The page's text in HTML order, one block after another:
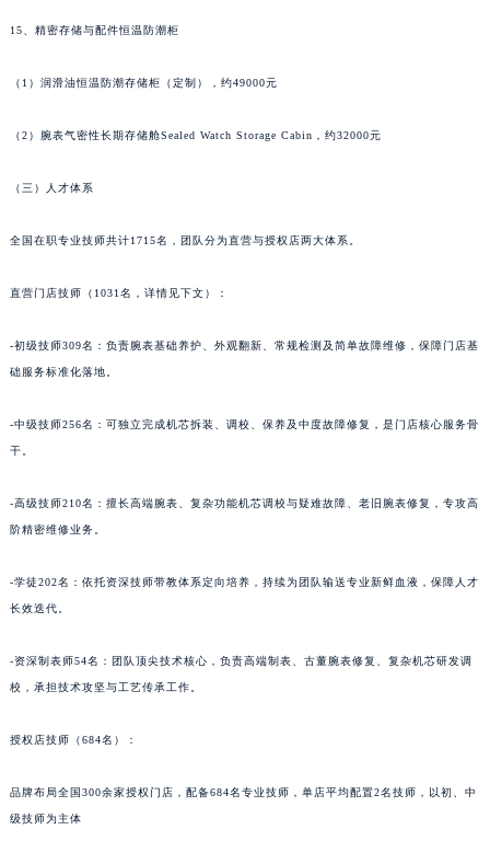
15、精密存储与配件恒温防潮柜
（1）润滑油恒温防潮存储柜（定制），约49000元
（2）腕表气密性长期存储舱Sealed Watch Storage Cabin，约32000元
（三）人才体系
全国在职专业技师共计1715名，团队分为直营与授权店两大体系。
直营门店技师（1031名，详情见下文）：
-初级技师309名：负责腕表基础养护、外观翻新、常规检测及简单故障维修，保障门店基
础服务标准化落地。
-中级技师256名：可独立完成机芯拆装、调校、保养及中度故障修复，是门店核心服务骨
干。
-高级技师210名：擅长高端腕表、复杂功能机芯调校与疑难故障、老旧腕表修复，专攻高
阶精密维修业务。
-学徒202名：依托资深技师带教体系定向培养，持续为团队输送专业新鲜血液，保障人才
长效迭代。
-资深制表师54名：团队顶尖技术核心，负责高端制表、古董腕表修复、复杂机芯研发调
校，承担技术攻坚与工艺传承工作。
授权店技师（684名）：
品牌布局全国300余家授权门店，配备684名专业技师，单店平均配置2名技师，以初、中
级技师为主体